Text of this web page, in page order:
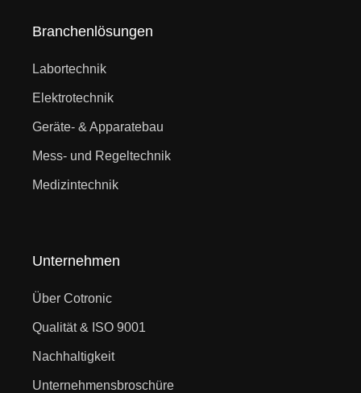
Branchenlösungen
Labortechnik
Elektrotechnik
Geräte- & Apparatebau
Mess- und Regeltechnik
Medizintechnik
Unternehmen
Über Cotronic
Qualität & ISO 9001
Nachhaltigkeit
Unternehmensbroschüre